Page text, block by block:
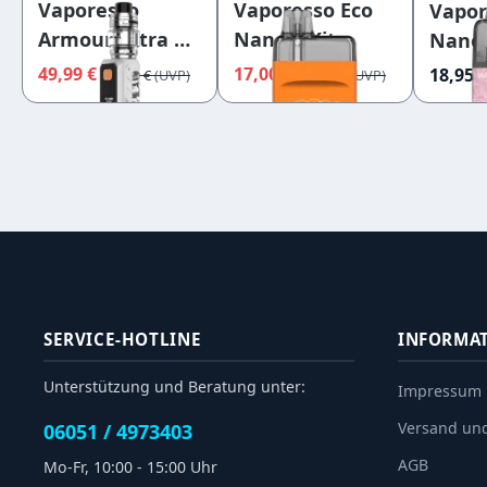
Vaporesso
Armour Ultra Kit
Camo Silver
49,99 € 69,99 €
Vaporesso Eco
Nano 2 Kit
Sunkissed
Amber
17,00 €
Coral
18,95 €
SERVICE-HOTLINE
Unterstützung und Beratung unter:
06051 / 4973403
Mo-Fr, 10:00 - 15:00 Uhr
Impressum
Versand
AGB